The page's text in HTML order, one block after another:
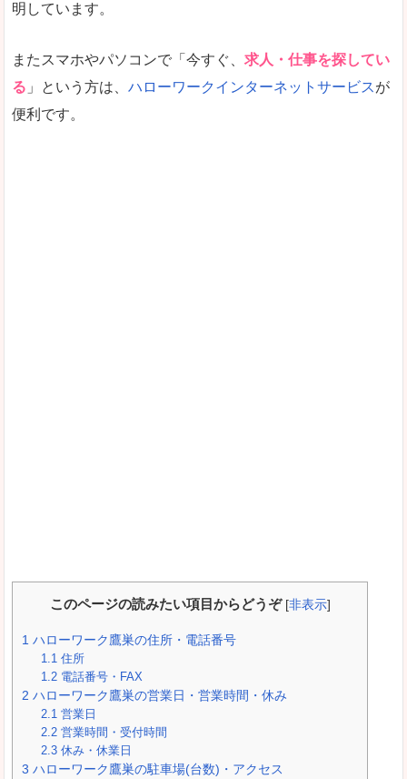
明しています。
またスマホやパソコンで「今すぐ、 求人・仕事を探してい
る 」という方は、 ハローワークインターネットサービスが
便利です。
このページの読みたい項目からどうぞ [非表示]
1 ハローワーク鷹巣の住所・電話番号
1.1 住所
1.2 電話番号・FAX
2 ハローワーク鷹巣の営業日・営業時間・休み
2.1 営業日
2.2 営業時間・受付時間
2.3 休み・休業日
3 ハローワーク鷹巣の駐車場(台数)・アクセス